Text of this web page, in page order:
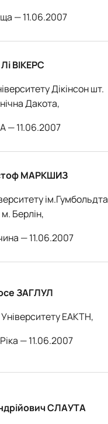
— 11.06.2007
Лі ВІКЕРС
Дікінсон шт.
Дакота,
— 11.06.2007
МАРКШИЗ
м. Берлін,
— 11.06.2007
ЗАГЛУЛ
ЕАКТН,
— 11.06.2007
СЛАУТА